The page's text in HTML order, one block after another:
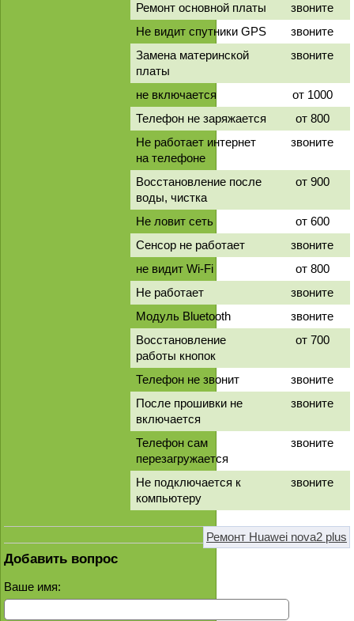
Ремонт основной платы
звоните
Не видит спутники GPS
звоните
Замена материнской
платы
звоните
не включается
от 1000
Телефон не заряжается
от 800
Не работает интернет
на телефоне
звоните
Восстановление после
воды, чистка
от 900
Не ловит сеть
от 600
Сенсор не работает
звоните
не видит Wi-Fi
от 800
Не работает
звоните
Модуль Bluetooth
звоните
Восстановление
работы кнопок
от 700
Телефон не звонит
звоните
После прошивки не
включается
звоните
Телефон сам
перезагружается
звоните
Не подключается к
компьютеру
звоните
Ремонт Huawei nova2 plus
Добавить вопрос
Ваше имя: